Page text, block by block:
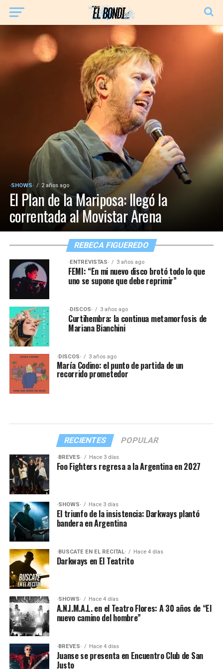
·SHOWS· 2 años ago
El Plan de la Mariposa: llegó la
correntada al Movistar Arena
REBECA FIGUEREDO
·ENTREVISTAS· 3 años ago
FEMI: “En mi nuevo disco brotó todo lo que
uno se supone que debe reprimir”
·DISCOS· 3 años ago
Curtihembra: la continua metamorfosis de
Mariana Bianchini
·DISCOS· 3 años ago
María Codino: el punto de partida de un
recorrido prometedor
RECIENTES POPULAR
·BREVES· Hace 3 días
Foo Fighters regresa a la Argentina en 2027
·SHOWS· Hace 3 días
El triunfo de la insistencia: Darkways plantó
bandera en Argentina
·BUSCATE EN EL RECITAL· Hace 4 días
Darkways en El Teatrito
·SHOWS· Hace 4 días
A.N.I.M.A.L. en el Teatro Flores: A 30 años de “El
nuevo camino del hombre”
·BREVES· Hace 4 días
Juanse se presenta en Encuentro Club de San
Justo